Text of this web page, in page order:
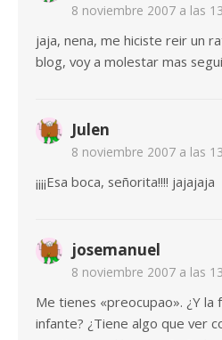
8 noviembre 2007 a las
jaja, nena, me hiciste reir un
blog, voy a molestar mas
Julen
8 noviembre 2007 a las
¡¡¡¡Esa boca, señorita!!!! jajajaja
josemanuel
8 noviembre 2007 a las
Me tienes «preocupao». ¿Y
infante? ¿Tiene algo que ver